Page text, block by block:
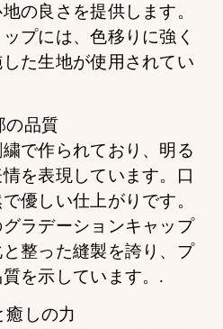
の良さを提供します。
プには、色移りに強く
た生地が使用されてい
の品質
で作られており、明る
を表現しています。口
優しい仕上がりです。
ラデーションキャップ
整った縫製を誇り、プ
を示しています。.
癒しの力